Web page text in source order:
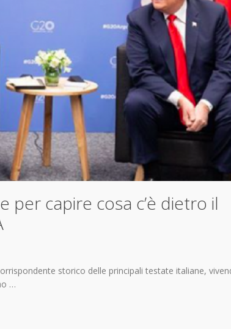
per capire cosa c’è dietro il
storico delle principali testate italiane,
…